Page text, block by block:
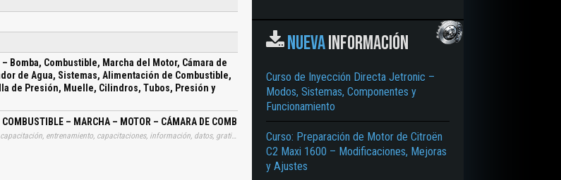
Bomba, Combustible, Marcha del Motor, Cámara de
de Agua, Sistemas, Alimentación de Combustible,
de Presión, Muelle, Cilindros, Tubos, Presión y
– MARCHA – MOTOR – CÁMARA DE COMBUSTIÓN – VÁLVULA DE DESCARGA – FILTRADO – PRE-FILTRO –
Tags: curso, cursos, manuales, instrucciones, libros, instrucción, gratuito, gratuitos, capacitación, entrenamiento, capacitaciones, información, datos, gratis, descargar, sistemas, inyecciones, motores, diesel, bombas, combustibles, marchas, motores, camaras, combustiones, valvulas, descargas, filtrados, pre, filtros, separadores, aguas, sistemas, alimentaciones, combustibles, inyectores, cuerpos, inyectores, agujas, tuercas, uniones, varillas, presiones, muelles, cilindros, tubos, presiones, valvulas, aprender, descargas
NUEVAINFORMACIÓN
Curso de Inyección Directa Jetronic –
Modos, Sistemas, Componentes y
Funcionamiento
Curso: Preparación de Motor de Citroën
C2 Maxi 1600 – Modificaciones, Mejoras
y Ajustes